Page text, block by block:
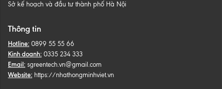
Sở kế hoạch và đầu tư thành phố Hà Nội
Thông tin
Hotline: 0899 55 55 66
Kinh doanh: 0335 234 333
Email: sgreentech.vn@gmail.com
Website: https://nhathongminhviet.vn